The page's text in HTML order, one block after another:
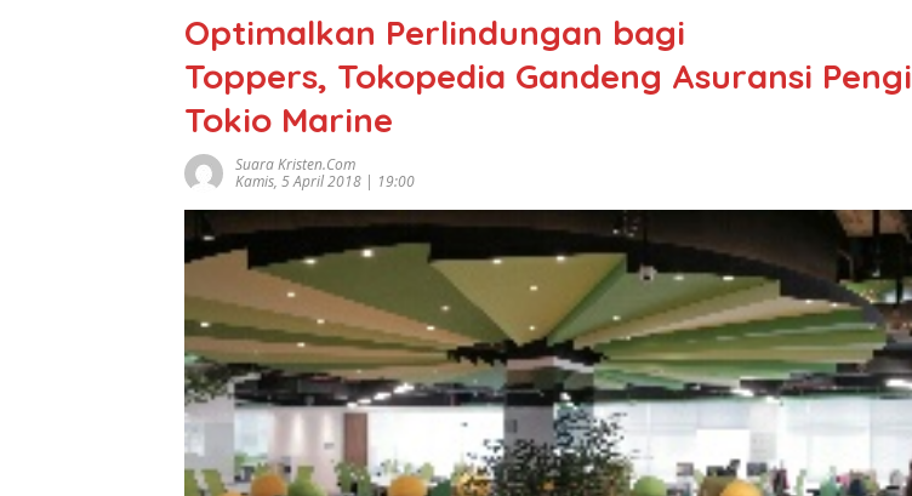
Optimalkan Perlindungan bagi
Toppers, Tokopedia Gandeng Asuransi
Tokio Marine
Suara Kristen.com
Kamis, 5 April 2018 | 19:00